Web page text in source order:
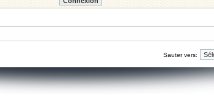
Sauter vers: